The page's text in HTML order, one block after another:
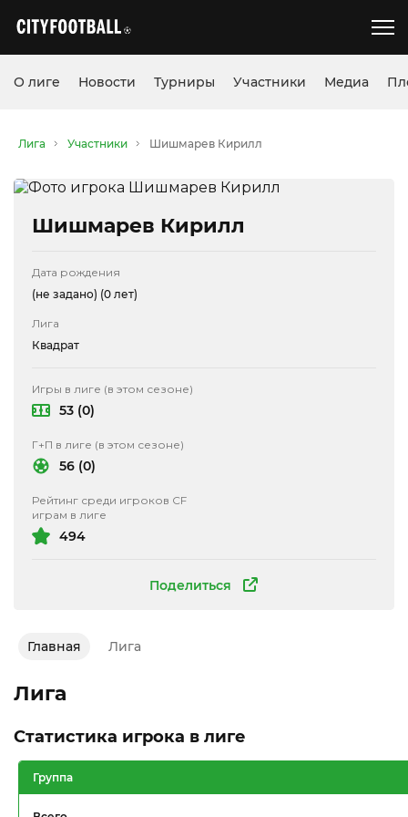
О лиге Новости Турниры Участники Медиа
Лига Участники Шишмарев Кирилл
Шишмарев Кирилл
Поделиться
Дата рождения
(не задано) (0 лет)
Лига
Квадрат
Игры в лиге (в этом сезоне)
53 (0)
Г+П в лиге (в этом сезоне)
56 (0)
Рейтинг среди игроков CF
играм в лиге
494
Главная Лига
Лига
Статистика игрока в лиге
Группа